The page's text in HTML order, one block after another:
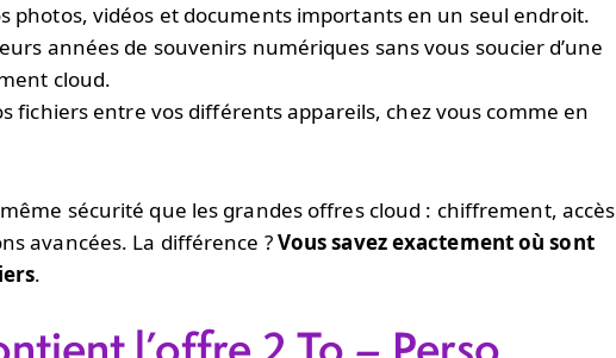
photos, vidéos et documents importants en un seul endroit.
années de souvenirs numériques sans vous soucier d’une
cloud.
fichiers entre vos différents appareils, chez vous comme en
sécurité que les grandes offres cloud : chiffrement, accès
avancées. La différence ?Vous savez exactement où sont
.